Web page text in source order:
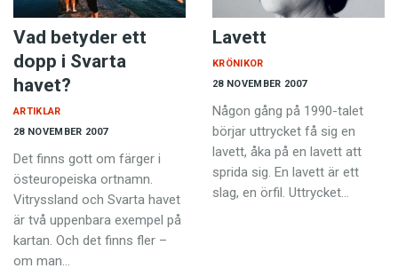
Vad betyder ett
dopp i Svarta
havet?
28 NOVEMBER 2007
ARTIKLAR
Det finns gott om färger i
östeuropeiska ortnamn.
Vitryssland och Svarta havet
är två uppenbara exempel på
kartan. Och det finns fler –
om man…
Lavett
28 NOVEMBER 2007
KRÖNIKOR
Någon gång på 1990-talet
börjar uttrycket få sig en
lavett, åka på en lavett att
sprida sig. En lavett är ett
slag, en örfil. Uttrycket…